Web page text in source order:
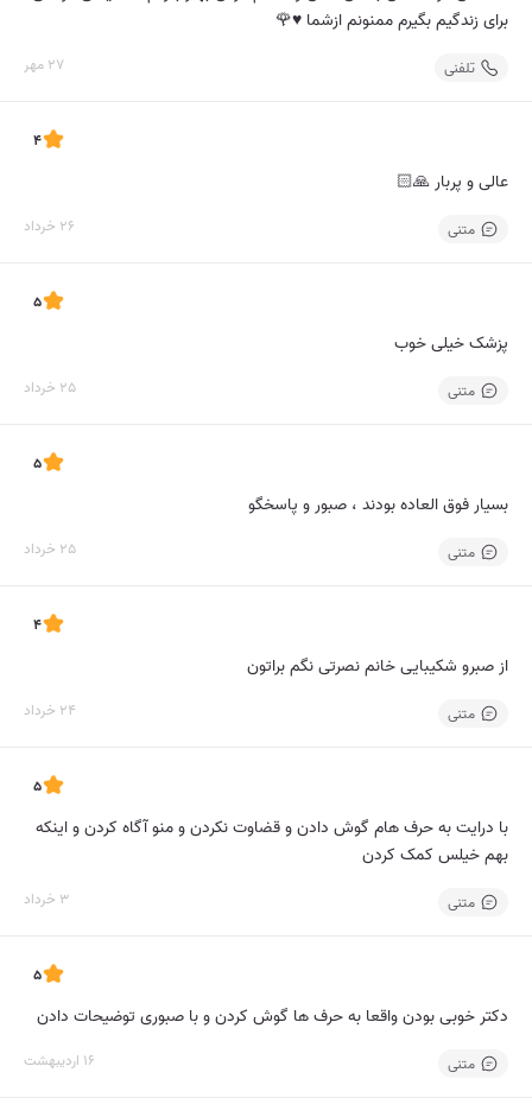
برای زندگیم بگیرم ممنونم ازشما ♥️🌹
تلفنی 27 مهر
4
عالی و پربار 🙏🏻
متنی 26 خرداد
5
پزشک خیلی خوب
متنی 25 خرداد
5
بسیار فوق العاده بودند ، صبور و پاسخگو
متنی 25 خرداد
4
از صبرو شکیبایی خانم نصرتی نگم براتون
متنی 24 خرداد
5
با درایت به حرف هام گوش دادن و قضاوت نکردن و منو آگاه کردن و اینکه
بهم خیلس کمک کردن
متنی 3 خرداد
5
دکتر خوبی بودن واقعا به حرف ها گوش کردن و با صبوری توضیحات دادن
متنی 16 اردیبهشت